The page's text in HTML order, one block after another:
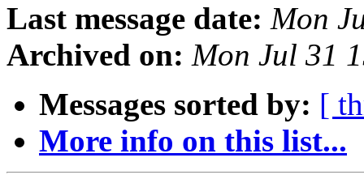
Last message date: Mon
Archived on: Mon Jul 31
Messages sorted by: [
More info on this list...